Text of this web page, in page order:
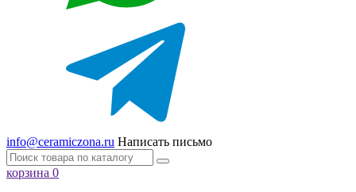
info@ceramiczona.ru Написать письмо
корзина 0